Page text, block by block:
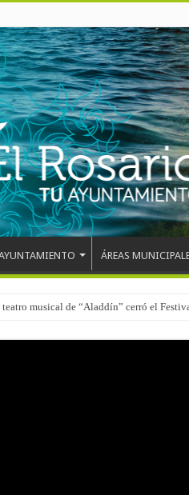
ÁREAS
musical de “Aladdín” cerró el